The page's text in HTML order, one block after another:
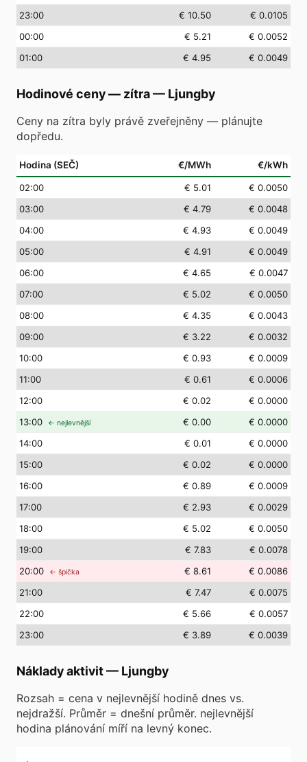
23:00 € 10.50
€ 0.0105
00:00 € 5.21
€ 0.0052
01:00 € 4.95 € 0.0049
Hodinové ceny — zítra— Ljungby
Ceny na zítra byly právě zveřejněny — plánujte
dopředu.
Hodina (SEČ) €/MWh €/kWh
02:00 € 5.01
€ 0.0050
03:00 € 4.79
€ 0.0048
04:00 € 4.93
€ 0.0049
05:00 € 4.91
€ 0.0049
06:00 € 4.65
€ 0.0047
07:00 € 5.02
€ 0.0050
08:00 € 4.35
€ 0.0043
09:00 € 3.22
€ 0.0032
10:00 € 0.93
€ 0.0009
11:00 € 0.61
€ 0.0006
12:00 € 0.02
€ 0.0000
13:00 ← nejlevnější € 0.00
€ 0.0000
14:00 € 0.01
€ 0.0000
15:00 € 0.02
€ 0.0000
16:00 € 0.89
€ 0.0009
17:00 € 2.93
€ 0.0029
18:00 € 5.02
€ 0.0050
19:00 € 7.83
€ 0.0078
20:00 ← špička € 8.61
€ 0.0086
21:00 € 7.47
€ 0.0075
22:00 € 5.66
€ 0.0057
23:00 € 3.89 € 0.0039
Náklady aktivit— Ljungby
Rozsah = cena v nejlevnější hodině dnes vs.
nejdražší. Průměr = dnešní průměr. nejlevnější
hodina plánování míří na levný konec.